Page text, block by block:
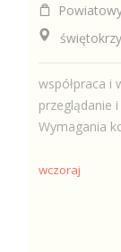
współpraca i
przeglądanie
Wymagania
wczoraj